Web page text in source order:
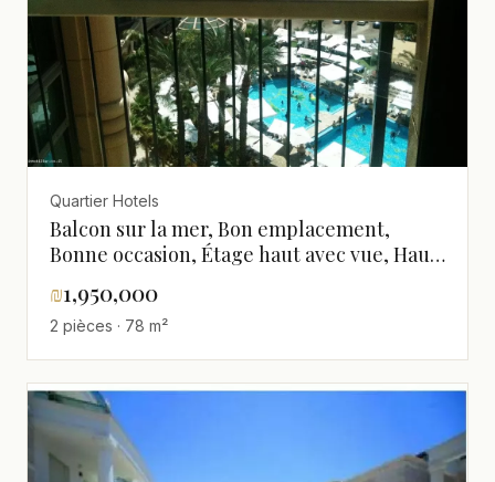
Quartier Hotels
Balcon sur la mer, Bon emplacement,
Bonne occasion, Étage haut avec vue, Haut
sur la mer, À ne pas manquer !, Agréable,
Bien agencé, Clair, Bonnes orientations, En
bon état, Entièrement meublé, Magnifique,
Projet d
₪1,950,000
2 pièces · 78 m²